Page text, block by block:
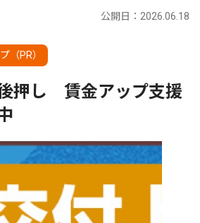
（PR）
公開日：2026.06.18
押し 賃金アップ支援